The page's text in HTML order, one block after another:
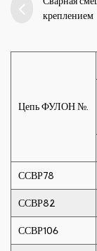
креплением
Цепь ФУЛОН №.
ССВР78
ССВР82
ССВР106